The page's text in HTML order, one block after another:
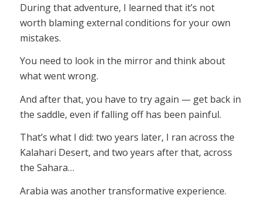
During that adventure, I learned that it’s not
worth blaming external conditions for your own
mistakes.
You need to look in the mirror and think about
what went wrong.
And after that, you have to try again — get back in
the saddle, even if falling off has been painful.
That’s what I did: two years later, I ran across the
Kalahari Desert, and two years after that, across
the Sahara…
Arabia was another transformative experience.